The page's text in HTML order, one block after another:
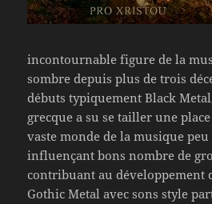
incontournable figure de la
sombre depuis plus de trois
débuts typiquement Black
grecque a su se tailler une
vaste monde de la musique
influençant bons nombre de
contribuant au développement
Gothic Metal avec sons style